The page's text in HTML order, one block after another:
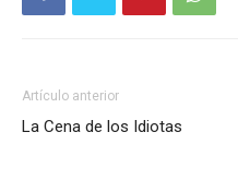
Artículo anterior
La Cena de los Idiotas